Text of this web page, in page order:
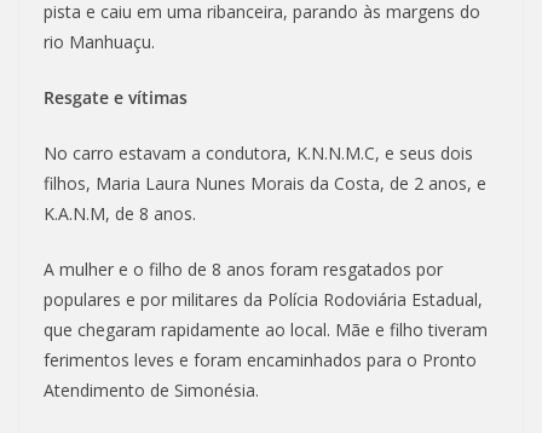
pista e caiu em uma ribanceira, parando às margens do
rio Manhuaçu.
Resgate e vítimas
No carro estavam a condutora, K.N.N.M.C, e seus dois
filhos, Maria Laura Nunes Morais da Costa, de 2 anos, e
K.A.N.M, de 8 anos.
A mulher e o filho de 8 anos foram resgatados por
populares e por militares da Polícia Rodoviária Estadual,
que chegaram rapidamente ao local. Mãe e filho tiveram
ferimentos leves e foram encaminhados para o Pronto
Atendimento de Simonésia.